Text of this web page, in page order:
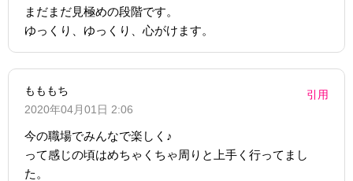
まだまだ見極めの段階です。
ゆっくり、ゆっくり、心がけます。
もももち
2020年04月01日 2:06
引用
今の職場でみんなで楽しく♪
って感じの頃はめちゃくちゃ周りと上手く行ってまし
た。